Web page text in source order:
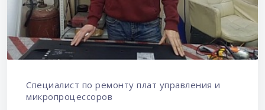
Специалист по ремонту плат управления и
микропроцессоров